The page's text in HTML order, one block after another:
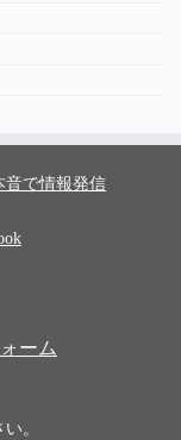
音で情報発信
ーム
。